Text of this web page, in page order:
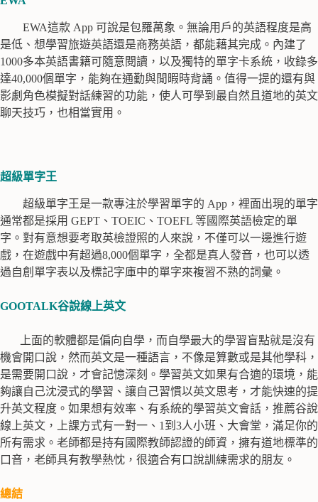
EWA這款 App 可說是包羅萬象。無論用戶的英語程度是高
是低、想學習旅遊英語還是商務英語，都能藉其完成。內建了
1000多本英語書籍可隨意閱讀，以及獨特的單字卡系統，收錄多
達40,000個單字，能夠在通勤與閒暇時背誦。值得一提的還有與
影劇角色模擬對話練習的功能，使人可學到最自然且道地的英文
聊天技巧，也相當實用。
超級單字王
超級單字王是一款專注於學習單字的 App，裡面出現的單字
通常都是採用 GEPT、TOEIC、TOEFL 等國際英語檢定的單
字。對有意想要考取英檢證照的人來說，不僅可以一邊進行遊
戲，在遊戲中有超過8,000個單字，全都是真人發音，也可以透
過自創單字表以及標記字庫中的單字來複習不熟的詞彙。
GOOTALK谷說線上英文
上面的軟體都是偏向自學，而自學最大的學習盲點就是沒有
機會開口說，然而英文是一種語言，不像是算數或是其他學科，
是需要開口說，才會記憶深刻。學習英文如果有合適的環境，能
夠讓自己沈浸式的學習、讓自己習慣以英文思考，才能快速的提
升英文程度。如果想有效率、有系統的學習英文會話，推薦谷說
線上英文，上課方式有一對一、1到3人小班、大會堂，滿足你的
所有需求。老師都是持有國際教師認證的師資，擁有道地標準的
口音，老師具有教學熱忱，很適合有口說訓練需求的朋友。
總結